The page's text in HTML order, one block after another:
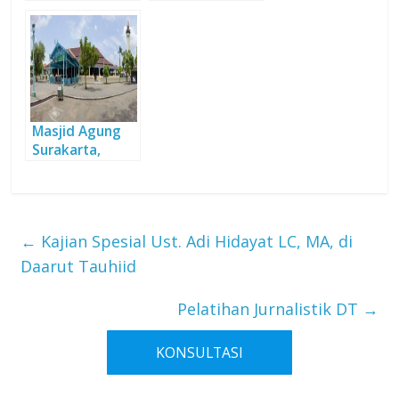
Aset Wakaf
Masjid Agung
Surakarta,
← Kajian Spesial Ust. Adi Hidayat LC, MA, di
Daarut Tauhiid
Pelatihan Jurnalistik DT →
KONSULTASI